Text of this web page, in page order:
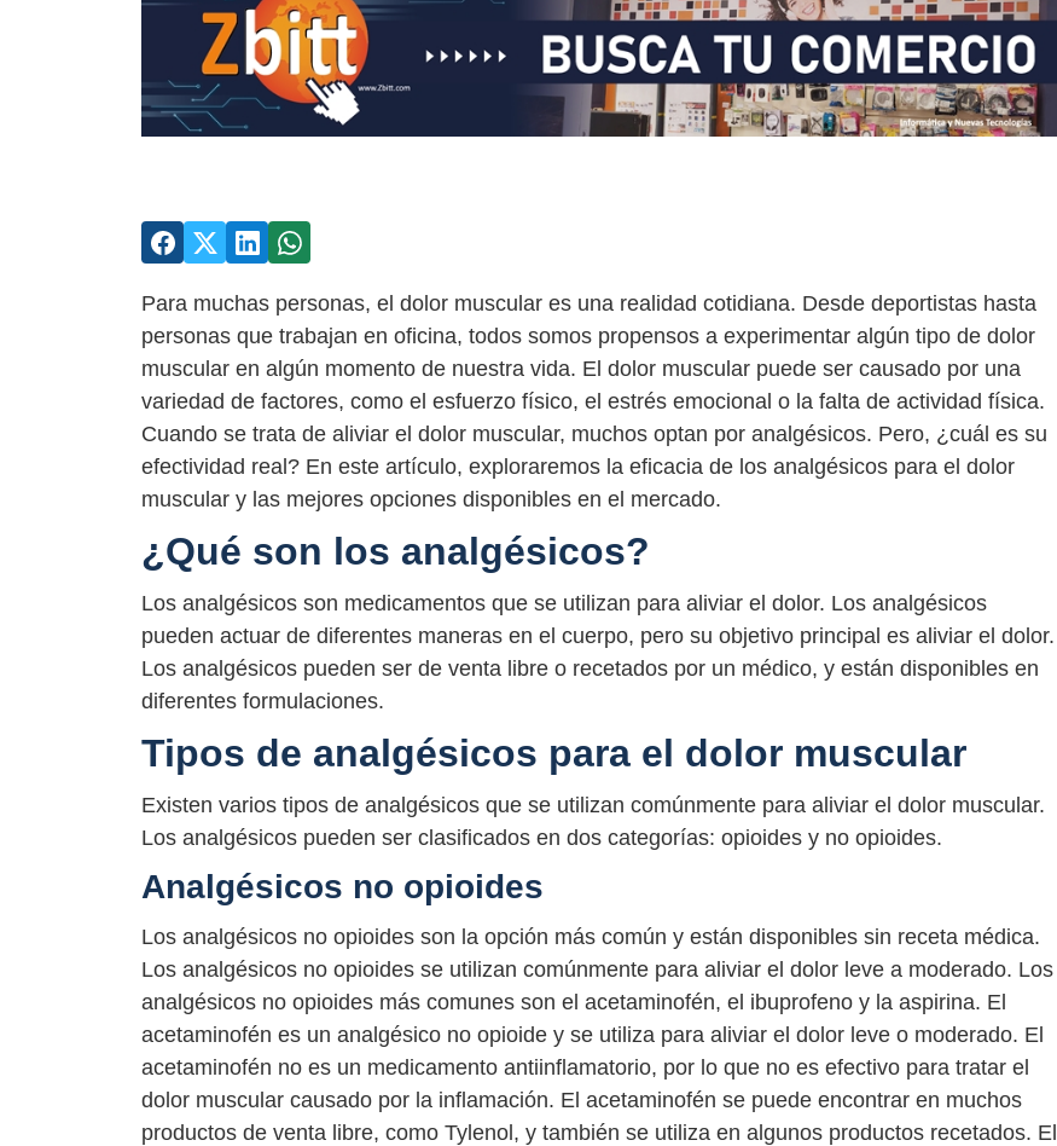
Para muchas personas, el dolor muscular es una realidad cotidiana. Desde deportistas hasta
personas que trabajan en oficina, todos somos propensos a experimentar algún tipo de dolor
muscular en algún momento de nuestra vida. El dolor muscular puede ser causado por una
variedad de factores, como el esfuerzo físico, el estrés emocional o la falta de actividad física.
Cuando se trata de aliviar el dolor muscular, muchos optan por analgésicos. Pero, ¿cuál es su
efectividad real? En este artículo, exploraremos la eficacia de los analgésicos para el dolor
muscular y las mejores opciones disponibles en el mercado.
¿Qué son los analgésicos?
Los analgésicos son medicamentos que se utilizan para aliviar el dolor. Los analgésicos
pueden actuar de diferentes maneras en el cuerpo, pero su objetivo principal es aliviar el dolor.
Los analgésicos pueden ser de venta libre o recetados por un médico, y están disponibles en
diferentes formulaciones.
Tipos de analgésicos para el dolor muscular
Existen varios tipos de analgésicos que se utilizan comúnmente para aliviar el dolor muscular.
Los analgésicos pueden ser clasificados en dos categorías: opioides y no opioides.
Analgésicos no opioides
Los analgésicos no opioides son la opción más común y están disponibles sin receta médica.
Los analgésicos no opioides se utilizan comúnmente para aliviar el dolor leve a moderado. Los
analgésicos no opioides más comunes son el acetaminofén, el ibuprofeno y la aspirina. El
acetaminofén es un analgésico no opioide y se utiliza para aliviar el dolor leve o moderado. El
acetaminofén no es un medicamento antiinflamatorio, por lo que no es efectivo para tratar el
dolor muscular causado por la inflamación. El acetaminofén se puede encontrar en muchos
productos de venta libre, como Tylenol, y también se utiliza en algunos productos recetados. El